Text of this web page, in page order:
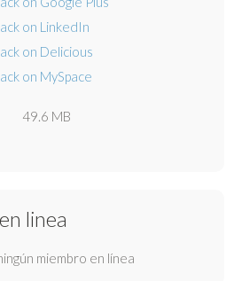
49.6 MB
linea
miembro en línea